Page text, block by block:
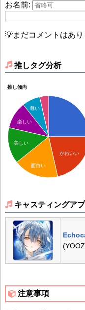
お名前:
💡まだコメントはあ
推しタグ分析
推し傾向
かわいい
尊い
楽しい
美しい
面白い
キャスティングア
注意事項